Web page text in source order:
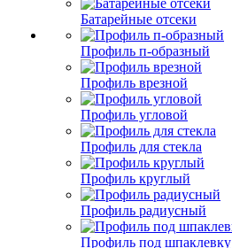
Батарейные отсеки
Профиль п-образный
Профиль врезной
Профиль угловой
Профиль для стекла
Профиль круглый
Профиль радиусный
Профиль под шпаклевку